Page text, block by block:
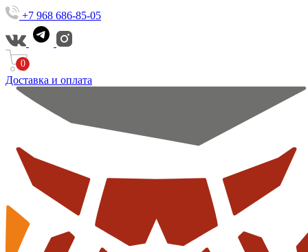
+7 968 686-85-05
0
Доставка и оплата